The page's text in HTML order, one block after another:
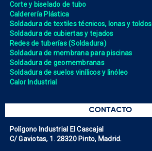
Corte y biselado de tubo
Calderería Plástica
Soldadura de textiles técnicos, lonas y toldos
Soldadura de cubiertas y tejados
Redes de tuberías (Soldadura)
Soldadura de membrana para piscinas
Soldadura de geomembranas
Soldadura de suelos vinílicos y linóleo
Calor Industrial
CONTACTO
Polígono Industrial El Cascajal
C/ Gaviotas, 1. 28320 Pinto, Madrid.